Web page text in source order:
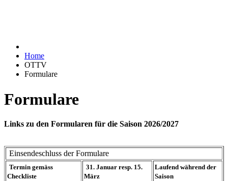
Home
OTTV
Formulare
Formulare
Links zu den Formularen für die Saison 2026/2027
Einsendeschluss der Formulare
Termin gemäss
Checkliste
31. Januar resp. 15.
März
Laufend während der
Saison